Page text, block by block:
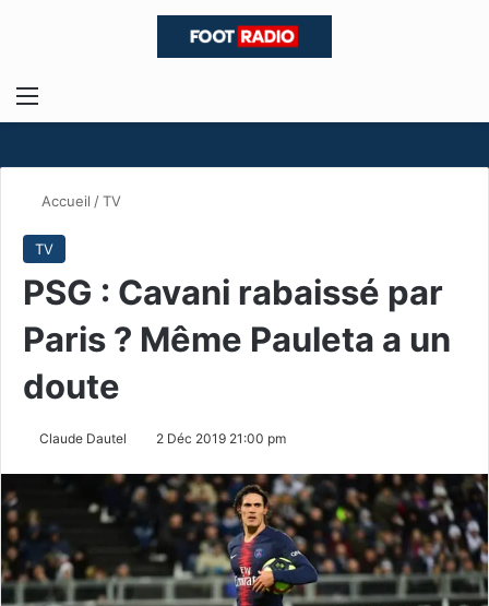
Menu
Accueil /TV
TV
PSG : Cavani rabaissé par
Paris ? Même Pauleta a un
doute
Claude Dautel 2 Déc 2019 21:00 pm